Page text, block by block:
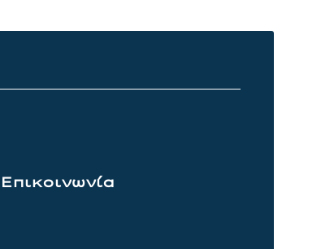
Επικοινωνία